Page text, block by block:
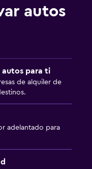
autos
autos para ti
de alquiler de
adelantado para